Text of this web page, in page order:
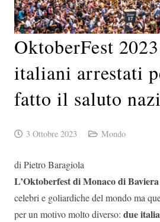
OktoberFest
italiani arrestati
fatto il saluto
3 Ottobre 2023 Mondo
di Pietro Baragiola
L’Oktoberfest di Monaco di Baviera
celebri e goliardiche del mondo ma
per un motivo molto diverso: due